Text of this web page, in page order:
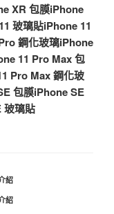
XR 包膜iPhone
玻璃貼iPhone 11
鋼化玻璃iPhone
11 Pro Max 包
Pro Max 鋼化玻
包膜iPhone SE
玻璃貼
紹
紹